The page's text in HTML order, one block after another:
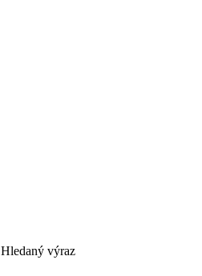
Hledaný výraz